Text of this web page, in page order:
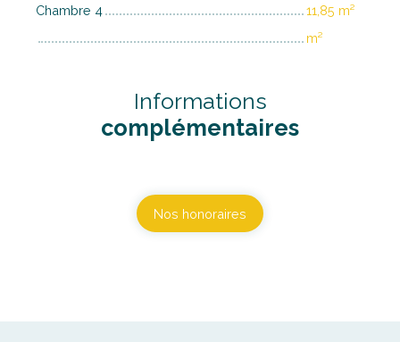
Chambre 4
11,85 m²
m²
Informations
complémentaires
Nos honoraires